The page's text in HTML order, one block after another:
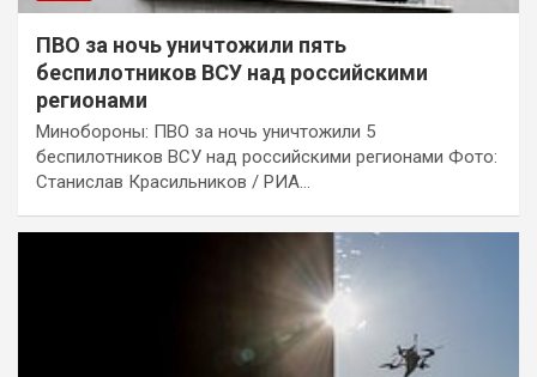
ПВО за ночь уничтожили пять
беспилотников ВСУ над российскими
регионами
Минобороны: ПВО за ночь уничтожили 5
беспилотников ВСУ над российскими регионами Фото:
Станислав Красильников / РИА…